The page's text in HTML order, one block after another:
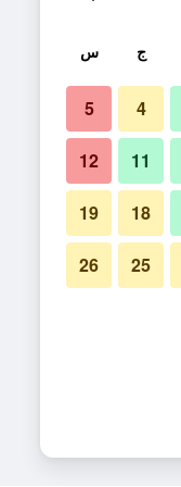
ج س
4
5
11
12
18
19
25
26